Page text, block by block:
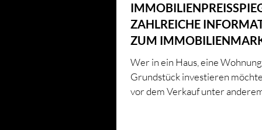
ZAHLREICHE
ZUM
Wer in ein Haus, eine
Grundstück investieren
vor dem Verkauf unter